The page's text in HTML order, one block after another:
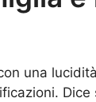
una
Dice